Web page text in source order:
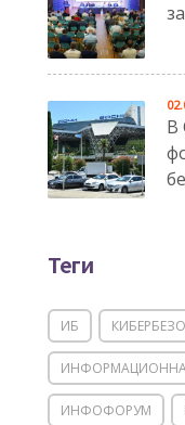
В
Теги
ИБ
ИНФОФОРУМ